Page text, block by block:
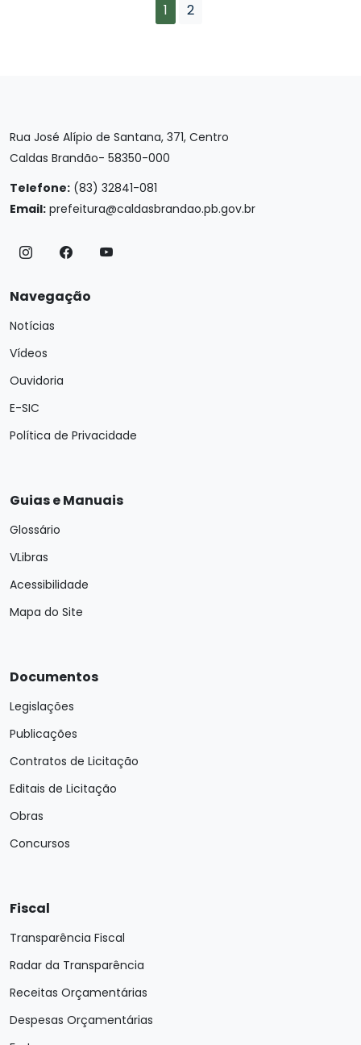
1 2
Rua José Alípio de Santana, 371, Centro
Caldas Brandão- 58350-000
Telefone: (83) 32841-081
Email: prefeitura@caldasbrandao.pb.gov.br
Navegação
Notícias
Vídeos
Ouvidoria
E-SIC
Política de Privacidade
Guias e Manuais
Glossário
VLibras
Acessibilidade
Mapa do Site
Documentos
Legislações
Publicações
Contratos de Licitação
Editais de Licitação
Obras
Concursos
Fiscal
Transparência Fiscal
Radar da Transparência
Receitas Orçamentárias
Despesas Orçamentárias